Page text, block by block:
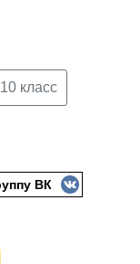
10 класс
ВК